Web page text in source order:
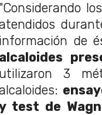
"Considerando
información de
alcaloides
utilizaron 3
test de